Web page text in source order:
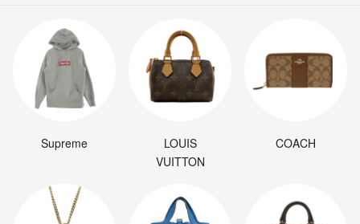
Supreme
LOUIS
VUITTON
COACH